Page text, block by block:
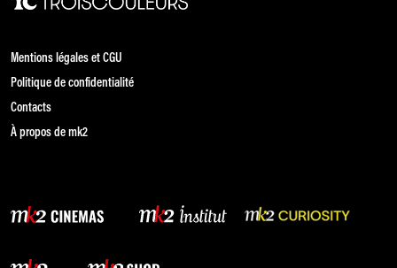
Mentions légales et CGU
Politique de confidentialité
Contacts
À propos de mk2